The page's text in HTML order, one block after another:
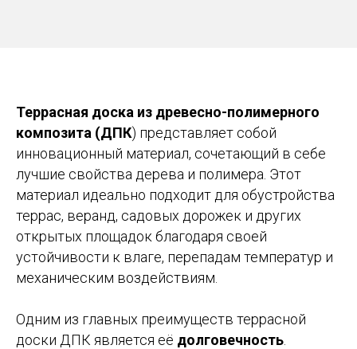
Террасная доска из древесно-полимерного
композита (ДПК) представляет собой
инновационный материал, сочетающий в себе
лучшие свойства дерева и полимера. Этот
материал идеально подходит для обустройства
террас, веранд, садовых дорожек и других
открытых площадок благодаря своей
устойчивости к влаге, перепадам температур и
механическим воздействиям.
Одним из главных преимуществ террасной
доски ДПК является её долговечность